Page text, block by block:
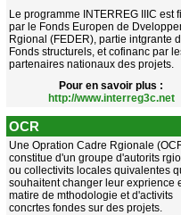
Le programme INTERREG IIIC est
par le Fonds Europen de
Rgional (FEDER), partie intgrante
Fonds structurels, et cofinanc par
partenaires nationaux des projets.
Pour en savoir plus :
http://www.interreg3c.net
OCR
Une Opration Cadre Rgionale
constitue d'un groupe d'autorits
ou collectivits locales quivalentes
souhaitent changer leur exprience
matire de mthodologie et d'activits
concrtes fondes sur des projets.